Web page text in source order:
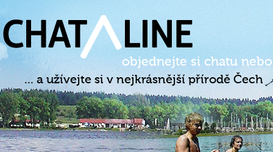
objednejte si chatu
... a užívejte si v nejkrásnější přírodě Čech